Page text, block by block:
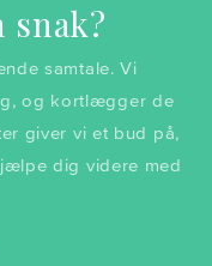
snak?
samtale. Vi
og kortlægger de
giver vi et bud på,
dig videre med